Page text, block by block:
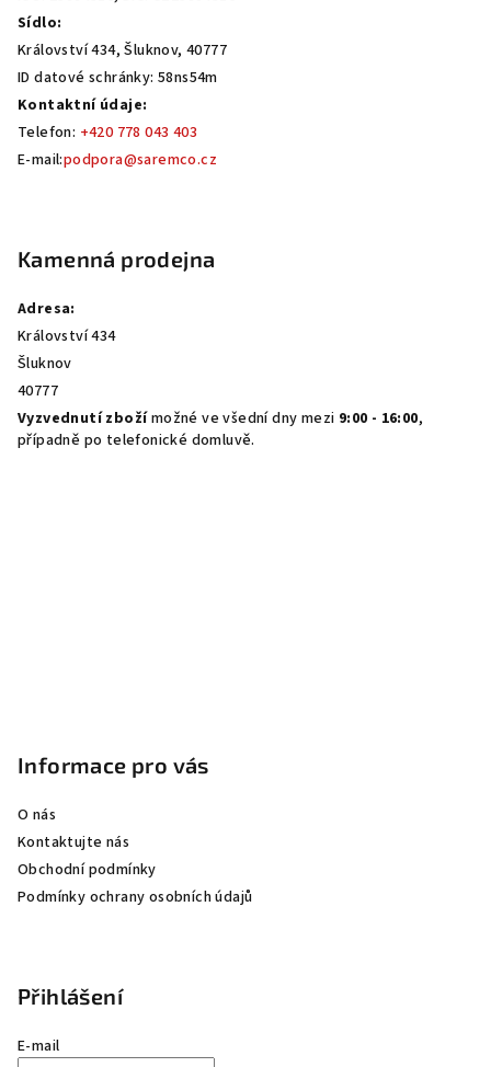
Sídlo:
Království 434, Šluknov, 40777
ID datové schránky: 58ns54m
Kontaktní údaje:
Telefon: +420 778 043 403
E-mail:podpora@saremco.cz
Kamenná prodejna
Adresa:
Království 434
Šluknov
40777
Vyzvednutí zbožímožné ve všední dny mezi 9:00 - 16:00,
případně po telefonické domluvě.
Informace pro vás
O nás
Kontaktujte nás
Obchodní podmínky
Podmínky ochrany osobních údajů
Přihlášení
E-mail